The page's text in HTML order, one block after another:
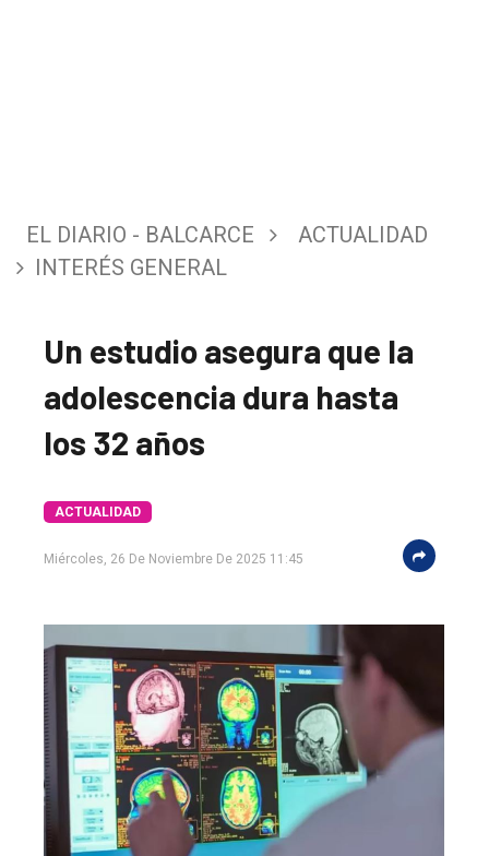
El
único
DIARIO
EL DIARIO - BALCARCE
ACTUALIDAD
INTERÉS GENERAL
Un estudio asegura que la
adolescencia dura hasta
los 32 años
ACTUALIDAD
Miércoles, 26 De Noviembre De 2025 11:45